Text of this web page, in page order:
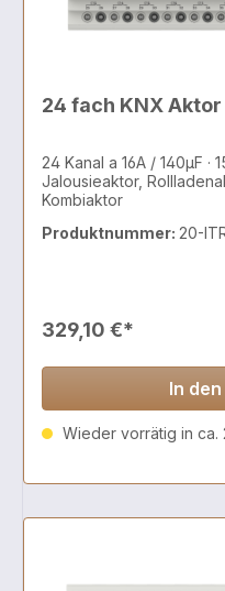
24 fach KNX
24 Kanal a 16A / 140µF ·
Jalousieaktor,
Kombiaktor
Produktnummer: 20-
329,10 €*
In
Wieder vorrätig in ca.